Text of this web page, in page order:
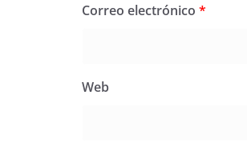
Correo electrónico *
Web